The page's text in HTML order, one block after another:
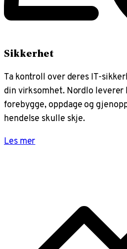
Sikkerhet
Ta kontroll over deres IT-
din virksomhet. Nordlo leverer
forebygge, oppdage og
hendelse skulle skje.
Les mer